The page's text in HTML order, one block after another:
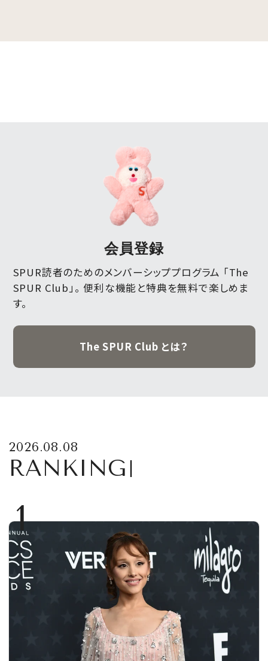
会員登録
SPUR読者のためのメンバーシッププログラム 「The
SPUR Club」。 便利な機能と特典を無料で楽しめま
す。
The SPUR Club とは？
2026.08.08
RANKING
1